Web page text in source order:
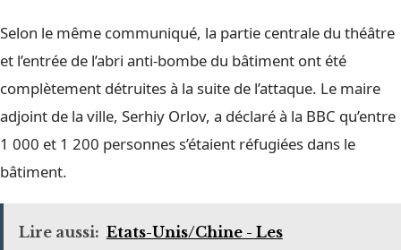
Selon le même communiqué, la partie centrale du théâtre
et l’entrée de l’abri anti-bombe du bâtiment ont été
complètement détruites à la suite de l’attaque. Le maire
adjoint de la ville, Serhiy Orlov, a déclaré à la BBC qu’entre
1 000 et 1 200 personnes s’étaient réfugiées dans le
bâtiment.
Lire aussi: Etats-Unis/Chine - Les